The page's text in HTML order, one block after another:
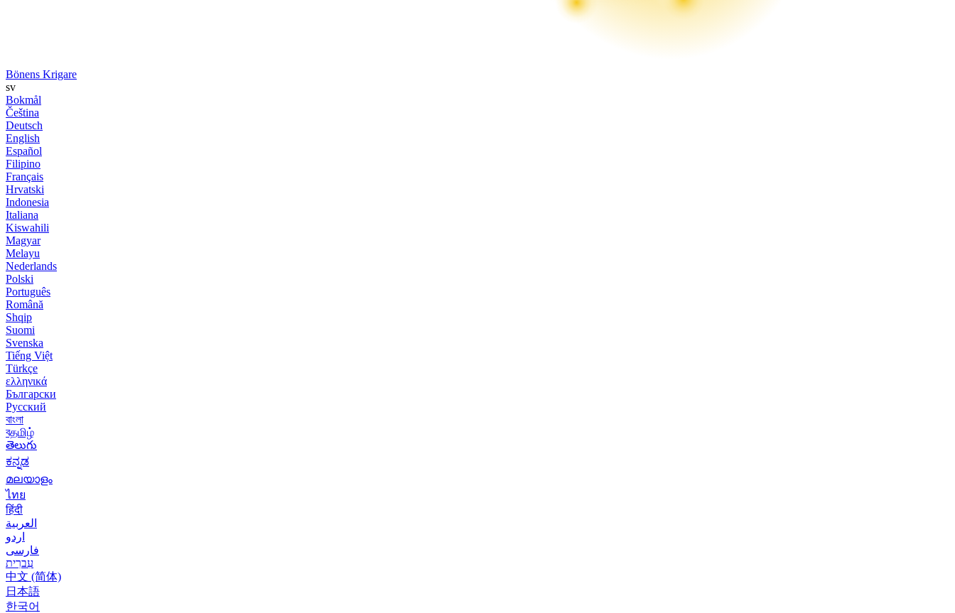
Bönens Krigare
sv
Bokmål
Čeština
Deutsch
English
Español
Filipino
Français
Hrvatski
Indonesia
Italiana
Kiswahili
Magyar
Melayu
Nederlands
Polski
Português
Română
Shqip
Suomi
Svenska
Tiếng Việt
Türkçe
ελληνικά
Български
Русский
বাংলা
বதமிழ்
తెలుగు
ಕನ್ನಡ
മലയാളം
ไทย
हिंदी
العربية
اردو
فارسی
עִברִית
中文 (简体)
日本語
한국어